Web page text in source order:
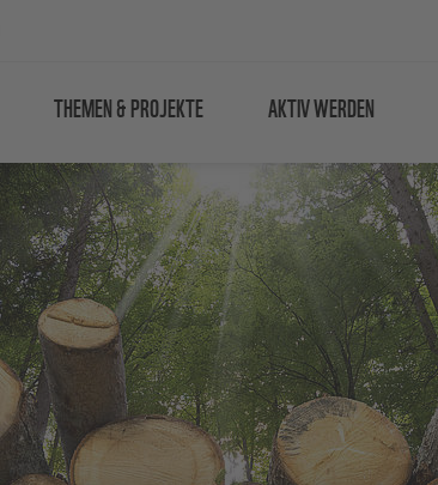
THEMEN & PROJEKTE AKTIV WERDEN